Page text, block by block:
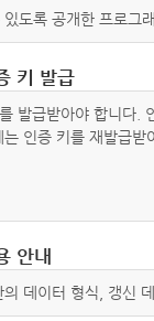
도록 공개한 프로그
키 발급
발급받아야 합니다
인증 키를 재발급받
안내
데이터 형식, 갱신